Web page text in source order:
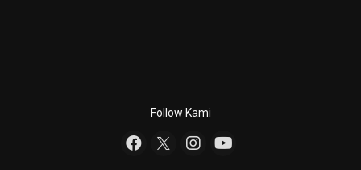
Follow Kami